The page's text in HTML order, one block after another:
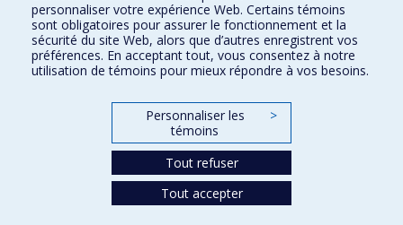
Directions
DPC
CPASS
personnaliser votre expérience Web. Certains témoins
sont obligatoires pour assurer le fonctionnement et la
sécurité du site Web, alors que d’autres enregistrent vos
préférences. En acceptant tout, vous consentez à notre
utilisation de témoins pour mieux répondre à vos besoins.
Personnaliser les
témoins
>
Tout refuser
Tout accepter